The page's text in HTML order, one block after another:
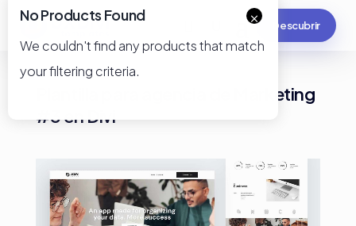
Descubrir
Plantilla para agencia de Marketing
#3 en Divi
×
No Products Found
We couldn't find any products that match
your filtering criteria.